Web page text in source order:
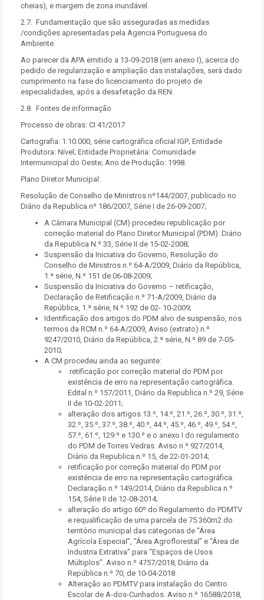
cheias), e margem de zona inundável.
2.7. Fundamentação que são asseguradas as medidas
/condições apresentadas pela Agencia Portuguesa do
Ambiente.
Ao parecer da APA emitido a 13-09-2018 (em anexo I), acerca do
pedido de regularização e ampliação das instalações, será dado
cumprimento na fase do licenciamento do projeto de
especialidades, após a desafetação da REN.
2.8. Fontes de informação
Processo de obras: CI 41/2017
Cartografia: 1:10.000, série cartográfica oficial IGP; Entidade
Produtora: Nível; Entidade Proprietária: Comunidade
Intermunicipal do Oeste; Ano de Produção: 1998.
Plano Diretor Municipal:
Resolução de Conselho de Ministros nº144/2007, publicado no
Diário da Republica nº 186/2007, Série I de 26-09-2007;
A Câmara Municipal (CM) procedeu republicação por
correção material do Plano Diretor Municipal (PDM). Diário
da Republica N.º 33, Série II de 15-02-2008;
Suspensão da Iniciativa do Governo, Resolução do
Conselho de Ministros n.º 64-A/2009, Diário da República,
1.ª série, N.º 151 de 06-08-2009;
Suspensão da Iniciativa do Governo – retificação,
Declaração de Retificação n.º 71-A/2009, Diário da
República, 1.ª série, N.º 192 de 02- 10-2009;
Identificação dos artigos do PDM alvo de suspensão, nos
termos da RCM n.º 64-A/2009, Aviso (extrato) n.º
9247/2010, Diário da República, 2.ª série, N.º 89 de 7-05-
2010;
A CM procedeu ainda ao seguinte:
retificação por correção material do PDM por
existência de erro na representação cartográfica.
Edital n.º 157/2011, Diário da Republica n.º 29, Série
II de 10-02-2011;
alteração dos artigos 13.º, 14.º, 21.º, 26.º, 30.º, 31.º,
32.º, 35.º, 37.º, 38.º, 40.º, 44.º, 45.º, 46.º, 49.º, 54.º,
57.º, 61.º, 129.º e 130.º e o anexo I do regulamento
do PDM de Torres Vedras. Aviso n.º 927/2014,
Diário da Republica n.º 15, de 22-01-2014;
retificação por correção material do PDM por
existência de erro na representação cartográfica.
Declaração n.º 149/2014, Diário da Republica n.º
154, Série II de 12-08-2014;
alteração do artigo 60º do Regulamento do PDMTV
e requalificação de uma parcela de 75.360m2 do
território municipal das categorias de “Área
Agrícola Especial”, “Área Agroflorestal” e “Área de
Industria Extrativa” para “Espaços de Usos
Múltiplos”. Aviso n.º 4757/2018, Diário da
República n.º 70, de 10-04-2018.
Alteração ao PDMTV para instalação do Centro
Escolar de A-dos-Cunhados. Aviso n.º 16588/2018,